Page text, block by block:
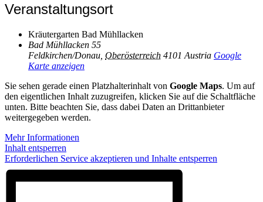
Veranstaltungsort
Kräutergarten Bad Mühllacken
Bad Mühllacken 55
Feldkirchen/Donau Oberösterreich 4101 Austria Google
Karte anzeigen
Sie sehen gerade einen Platzhalterinhalt von Google Maps. Um auf
den eigentlichen Inhalt zuzugreifen, klicken Sie auf die Schaltfläche
unten. Bitte beachten Sie, dass dabei Daten an Drittanbieter
weitergegeben werden.
Mehr Informationen
Inhalt entsperren
Erforderlichen Service akzeptieren und Inhalte entsperren